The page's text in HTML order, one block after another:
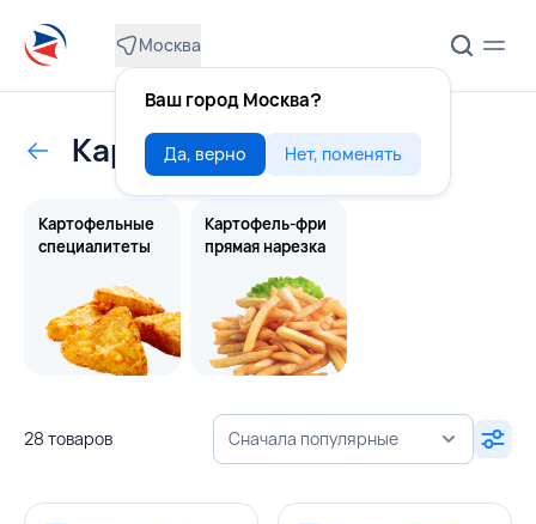
Москва
Ваш город Москва?
Да, верно Нет, поменять
Картофель-фри
Картофельные
специалитеты
Картофель-фри
прямая нарезка
28 товаров Сначала популярные